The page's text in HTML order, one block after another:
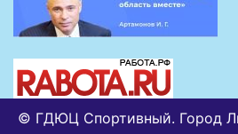
© ГДЮЦ Спортивный. Город